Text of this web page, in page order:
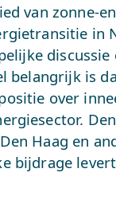
van zonne-
in
discussie
belangrijk is
over
Haag en
bijdrage